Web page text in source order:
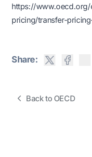
https://
pricing/transfer-
Share:
Back to OECD